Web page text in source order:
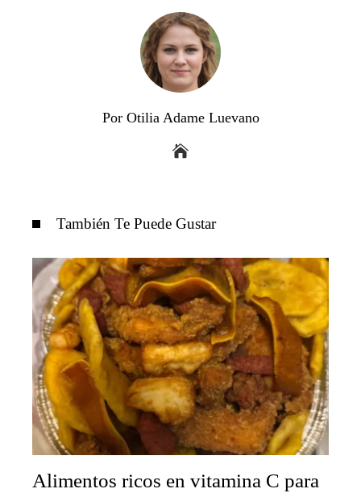
Por Otilia Adame Luevano
También Te Puede Gustar
Alimentos ricos en vitamina C para